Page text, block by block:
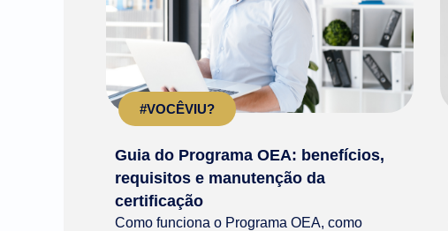
#VOCÊVIU?
Guia do Programa OEA: benefícios,
requisitos e manutenção da
certificação
Como funciona o Programa OEA, como